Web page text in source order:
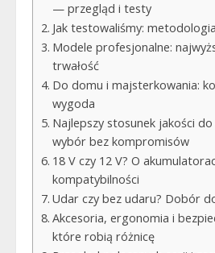
— przegląd i testy
Jak testowaliśmy:
Modele profesjonalne:
trwałość
Do domu i majsterkowania:
wygoda
Najlepszy stosunek jakości
wybór bez kompromisów
18 V czy 12 V? O
kompatybilności
Udar czy bez udaru? Dobór
Akcesoria, ergonomia i
które robią różnicę